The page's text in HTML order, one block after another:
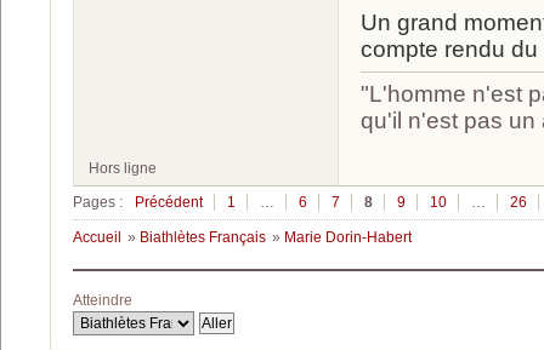
Un grand
compte rendu
"L'homme n'est
qu'il n'est pas
Hors ligne
Pages :
Précédent 1 6 7 8 9 10 26
Accueil » Biathlètes Français » Marie Dorin-Habert
Atteindre